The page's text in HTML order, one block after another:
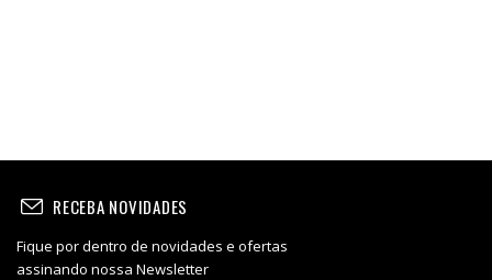
RECEBA NOVIDADES
Fique por dentro de novidades e ofertas
assinando nossa Newsletter